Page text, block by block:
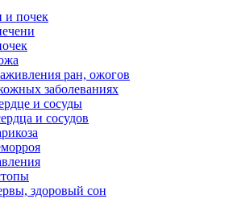
и почек
ран, ожогов
заболеваниях
и сосуды
и сосудов
здоровый сон